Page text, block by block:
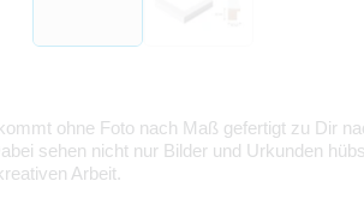
ohne Foto nach Maß gefertigt zu Dir
sehen nicht nur Bilder und Urkunden
Arbeit.